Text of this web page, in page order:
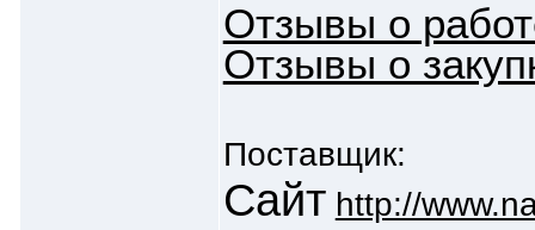
Отзывы о
Отзывы о
Поставщик:
Сайт http://